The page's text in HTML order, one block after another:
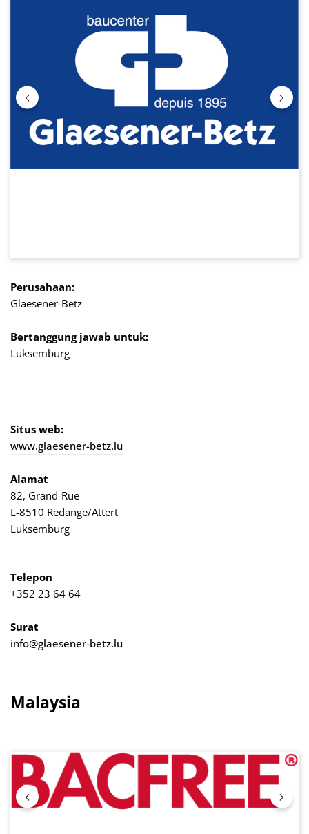
Perusahaan:
Glaesener-Betz
Bertanggung jawab untuk:
Luksemburg
Situs web:
www.glaesener-betz.lu
Alamat
82, Grand-Rue
L-8510 Redange/Attert
Luksemburg
Telepon
+352 23 64 64
Surat
info@glaesener-betz.lu
Malaysia
Lewati galeri gambar